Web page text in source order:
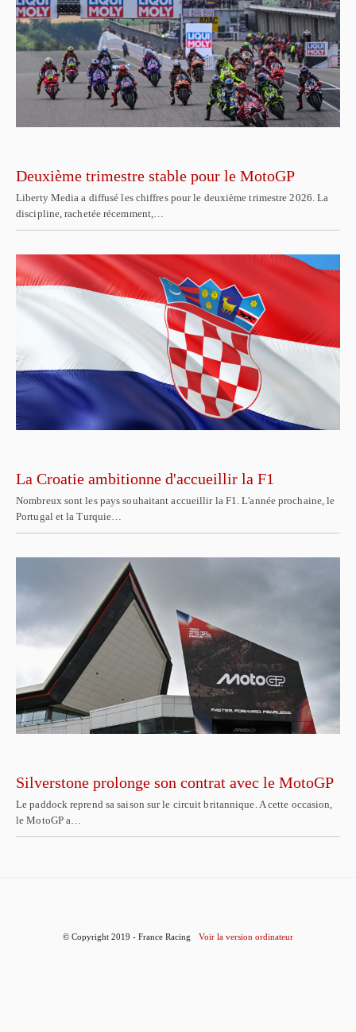
Deuxième trimestre stable pour le MotoGP
Liberty Media a diffusé les chiffres pour le deuxième trimestre 2026. La
discipline, rachetée récemment,…
La Croatie ambitionne d'accueillir la F1
Nombreux sont les pays souhaitant accueillir la F1. L'année prochaine, le
Portugal et la Turquie…
Silverstone prolonge son contrat avec le MotoGP
Le paddock reprend sa saison sur le circuit britannique. A cette occasion,
le MotoGP a…
© Copyright 2019 - France Racing Voir la version ordinateur